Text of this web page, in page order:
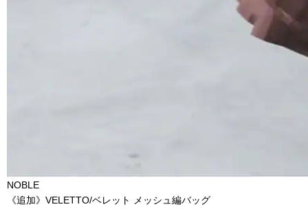
NOBLE
《追加》VELETTO/ベレット メッシュ編バッグ